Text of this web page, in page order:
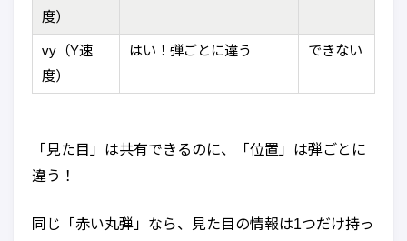
度）
vy（Y速
度）
はい！弾ごとに違う できない
「見た目」は共有できるのに、「位置」は弾ごとに
違う！
同じ「赤い丸弾」なら、見た目の情報は1つだけ持っ